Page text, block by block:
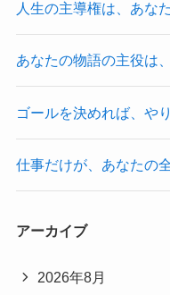
人生の主導権は、あな
あなたの物語の主役は
ゴールを決めれば、や
仕事だけが、あなたの
アーカイブ
2026年8月